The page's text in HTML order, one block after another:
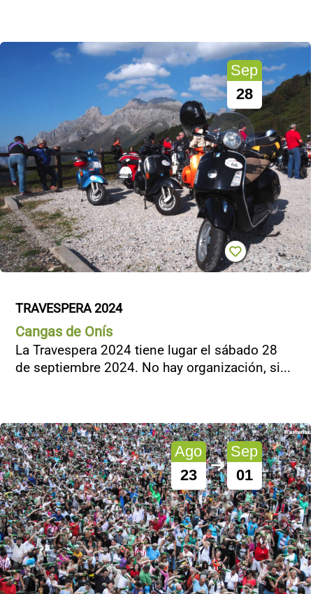
Sep
28
TRAVESPERA 2024
Cangas de Onís
La Travespera 2024 tiene lugar el sábado 28
de septiembre 2024. No hay organización, si...
Ago
23
Sep
01